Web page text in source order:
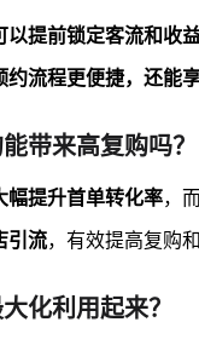
以提前锁定客流和收
约流程更便捷，还能
带来高复购吗？
幅提升首单转化率，
引流，有效提高复购
化利用起来？